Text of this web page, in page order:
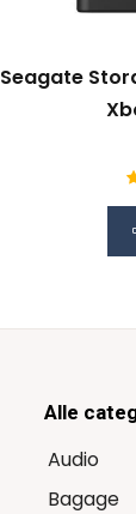
Seagate
Alle
Audio
Bagage